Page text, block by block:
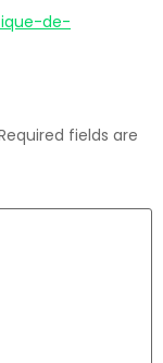
de-
fields are